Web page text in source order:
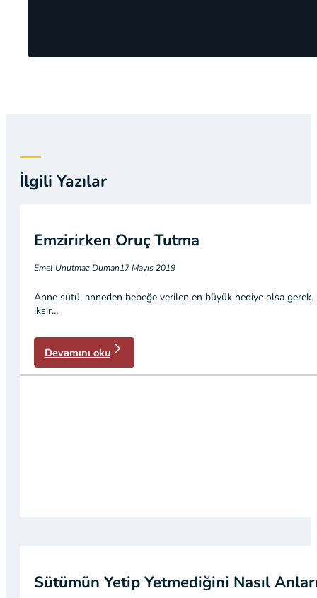
İlgili Yazılar
Emzirirken Oruç Tutma
Emel Unutmaz Duman17 Mayıs 2019
Anne sütü, anneden bebeğe verilen en büyük hediye olsa
iksir…
Devamını oku
Sütümün Yetip Yetmediğini Nasıl